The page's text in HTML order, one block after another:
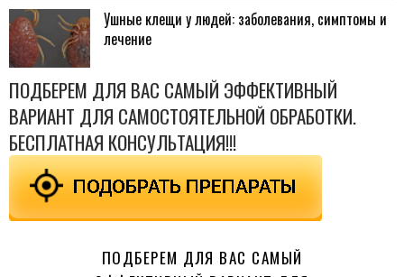
Ушные клещи у людей: заболевания, симптомы и
лечение
ПОДБЕРЕМ ДЛЯ ВАС САМЫЙ ЭФФЕКТИВНЫЙ
ВАРИАНТ ДЛЯ САМОСТОЯТЕЛЬНОЙ ОБРАБОТКИ.
БЕСПЛАТНАЯ КОНСУЛЬТАЦИЯ!!!
ПОДБЕРЕМ ДЛЯ ВАС САМЫЙ